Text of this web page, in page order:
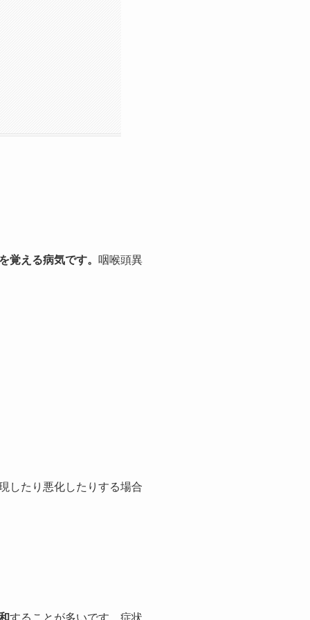
覚える病気です。 咽喉頭異
したり悪化したりする場合